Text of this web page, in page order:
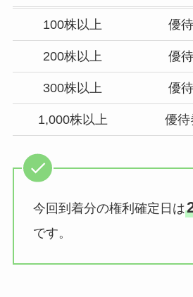
100株以上 優
200株以上 優
300株以上 優
1,000株以上 優待
今回到着分の権利確定日は
です。